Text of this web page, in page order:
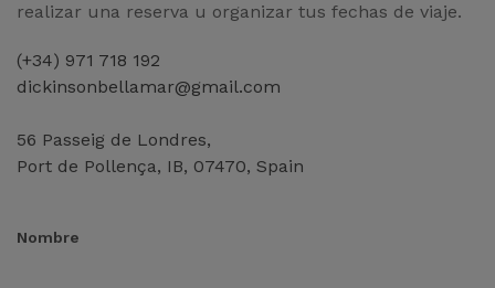
realizar una reserva u organizar tus fechas de viaje.
(+34) 971 718 192
dickinsonbellamar@gmail.com
56 Passeig de Londres,
Port de Pollença, IB, 07470, Spain
Nombre